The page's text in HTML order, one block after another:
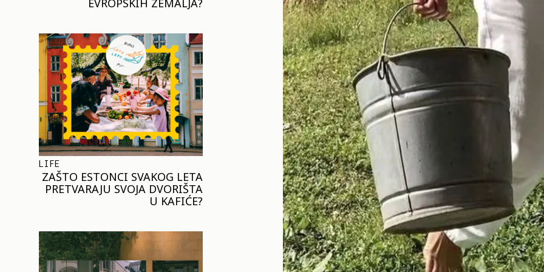
LIFE
ZAŠTO ESTONCI SVAKOG LETA
PRETVARAJU SVOJA DVORIŠTA
U KAFIĆE?